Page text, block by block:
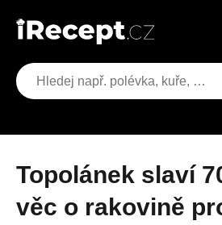
Topolánek slaví 70 — jednu
věc o rakovině